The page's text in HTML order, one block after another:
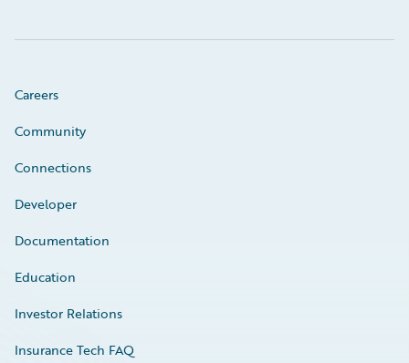
Careers
Community
Connections
Developer
Documentation
Education
Investor Relations
Insurance Tech FAQ